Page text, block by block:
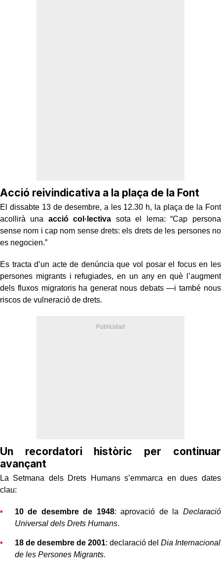
Acció reivindicativa a la plaça de la Font
El dissabte 13 de desembre, a les 12.30 h, la plaça de la Font
acollirà una acció col·lectiva sota el lema: “Cap persona
sense nom i cap nom sense drets: els drets de les persones no
es negocien.”
Es tracta d’un acte de denúncia que vol posar el focus en les
persones migrants i refugiades, en un any en què l’augment
dels fluxos migratoris ha generat nous debats —i també nous
riscos de vulneració de drets.
Un recordatori històric per continuar
avançant
La Setmana dels Drets Humans s’emmarca en dues dates
clau:
10 de desembre de 1948: aprovació de la Declaració
Universal dels Drets Humans.
18 de desembre de 2001: declaració del Dia Internacional
de les Persones Migrants.